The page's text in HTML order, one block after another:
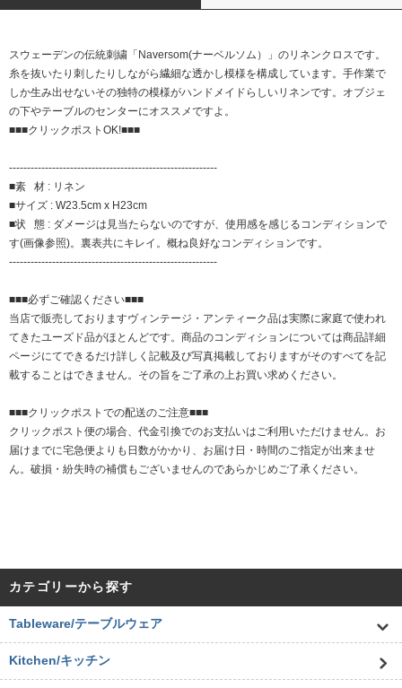
スウェーデンの伝統刺繍「Naversom(ナーベルソム）」のリネンクロスです。
糸を抜いたり刺したりしながら繊細な透かし模様を構成しています。手作業で
しか生み出せないその独特の模様がハンドメイドらしいリネンです。オブジェ
の下やテーブルのセンターにオススメですよ。
■■■クリックポストOK!■■■
----------------------------------------------------------
■素 材 : リネン
■サイズ : W23.5cm x H23cm
■状 態 : ダメージは見当たらないのですが、使用感を感じるコンディションで
す(画像参照)。裏表共にキレイ。概ね良好なコンディションです。
----------------------------------------------------------
■■■必ずご確認ください■■■
当店で販売しておりますヴィンテージ・アンティーク品は実際に家庭で使われ
てきたユーズド品がほとんどです。商品のコンディションについては商品詳細
ページにてできるだけ詳しく記載及び写真掲載しておりますがそのすべてを記
載することはできません。その旨をご了承の上お買い求めください。
■■■クリックポストでの配送のご注意■■■
クリックポスト便の場合、代金引換でのお支払いはご利用いただけません。お
届けまでに宅急便よりも日数がかかり、お届け日・時間のご指定が出来ませ
ん。破損・紛失時の補償もございませんのであらかじめご了承ください。
カテゴリーから探す
Tableware/テーブルウェア
Kitchen/キッチン